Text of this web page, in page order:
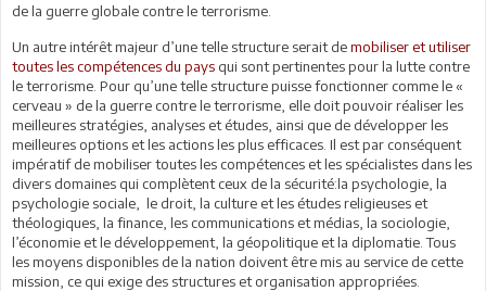
de la guerre globale contre le terrorisme.
Un autre intérêt majeur d’une telle structure serait demobiliser et utiliser
toutes les compétences du pays qui sont pertinentes pour la lutte contre
le terrorisme. Pour qu’une telle structure puisse fonctionner comme le «
cerveau » de la guerre contre le terrorisme, elle doit pouvoir réaliser les
meilleures stratégies, analyses et études, ainsi que de développer les
meilleures options et les actions les plus efficaces. Il est par conséquent
impératif de mobiliser toutes les compétences et les spécialistes dans les
divers domaines qui complètent ceux de la sécurité:la psychologie, la
psychologie sociale, le droit, la culture et les études religieuses et
théologiques, la finance, les communications et médias, la sociologie,
l’économie et le développement, la géopolitique et la diplomatie. Tous
les moyens disponibles de la nation doivent être mis au service de cette
mission, ce qui exige des structures et organisation appropriées.